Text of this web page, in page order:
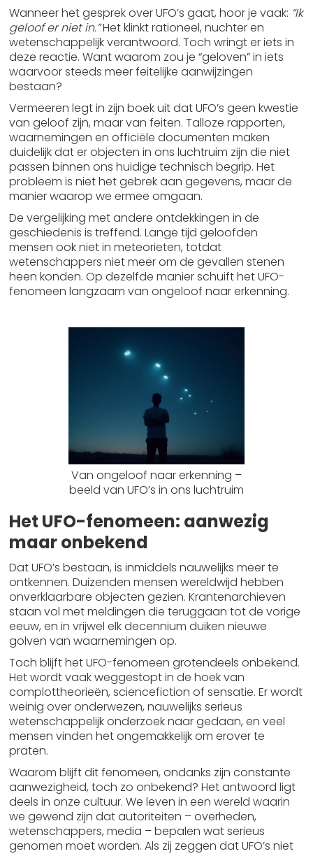
Wanneer het gesprek over UFO’s gaat, hoor je vaak: “Ik
geloof er niet in.”Het klinkt rationeel, nuchter en
wetenschappelijk verantwoord. Toch wringt er iets in
deze reactie. Want waarom zou je “geloven” in iets
waarvoor steeds meer feitelijke aanwijzingen
bestaan?
Vermeeren legt in zijn boek uit dat UFO’s geen kwestie
van geloof zijn, maar van feiten. Talloze rapporten,
waarnemingen en officiële documenten maken
duidelijk dat er objecten in ons luchtruim zijn die niet
passen binnen ons huidige technisch begrip. Het
probleem is niet het gebrek aan gegevens, maar de
manier waarop we ermee omgaan.
De vergelijking met andere ontdekkingen in de
geschiedenis is treffend. Lange tijd geloofden
mensen ook niet in meteorieten, totdat
wetenschappers niet meer om de gevallen stenen
heen konden. Op dezelfde manier schuift het UFO-
fenomeen langzaam van ongeloof naar erkenning.
Van ongeloof naar erkenning –
beeld van UFO’s in ons luchtruim
Het UFO-fenomeen: aanwezig
maar onbekend
Dat UFO’s bestaan, is inmiddels nauwelijks meer te
ontkennen. Duizenden mensen wereldwijd hebben
onverklaarbare objecten gezien. Krantenarchieven
staan vol met meldingen die teruggaan tot de vorige
eeuw, en in vrijwel elk decennium duiken nieuwe
golven van waarnemingen op.
Toch blijft het UFO-fenomeen grotendeels onbekend.
Het wordt vaak weggestopt in de hoek van
complottheorieën, sciencefiction of sensatie. Er wordt
weinig over onderwezen, nauwelijks serieus
wetenschappelijk onderzoek naar gedaan, en veel
mensen vinden het ongemakkelijk om erover te
praten.
Waarom blijft dit fenomeen, ondanks zijn constante
aanwezigheid, toch zo onbekend? Het antwoord ligt
deels in onze cultuur. We leven in een wereld waarin
we gewend zijn dat autoriteiten – overheden,
wetenschappers, media – bepalen wat serieus
genomen moet worden. Als zij zeggen dat UFO’s niet